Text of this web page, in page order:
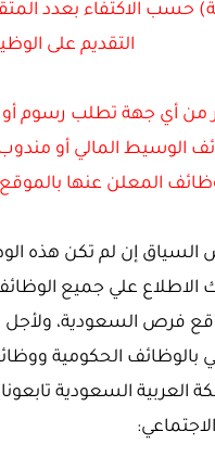
حسب الاكتفاء بعدد
التقديم على
من أي جهة تطلب رسوم أو
الوسيط المالي أو
المعلن عنها
إن لم تكن هذه
الاطلاع علي جميع
فرص السعودية،
بالوظائف الحكومية
العربية السعودية